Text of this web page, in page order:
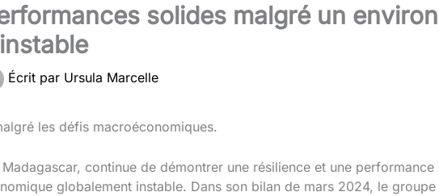
solides malgré un
Écrit par Ursula Marcelle
les défis macroéconomiques.
continue de démontrer une résilience et une performance
globalement instable. Dans son bilan de mars 2024, le groupe